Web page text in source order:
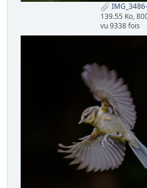
139.55 Ko,
vu 9338 fois